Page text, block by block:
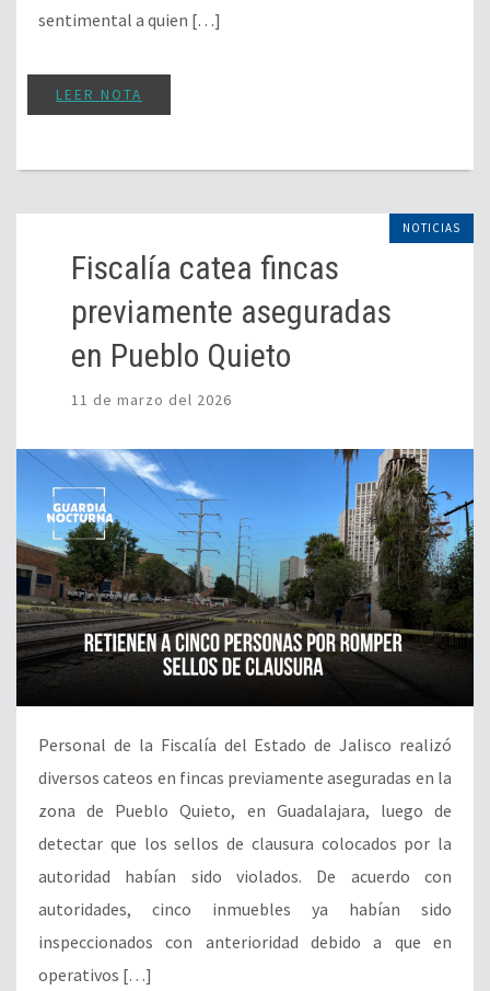
sentimental a quien […]
LEER NOTA
NOTICIAS
Fiscalía catea fincas
previamente aseguradas
en Pueblo Quieto
11 de marzo del 2026
Personal de la Fiscalía del Estado de Jalisco realizó
diversos cateos en fincas previamente aseguradas en la
zona de Pueblo Quieto, en Guadalajara, luego de
detectar que los sellos de clausura colocados por la
autoridad habían sido violados. De acuerdo con
autoridades, cinco inmuebles ya habían sido
inspeccionados con anterioridad debido a que en
operativos […]